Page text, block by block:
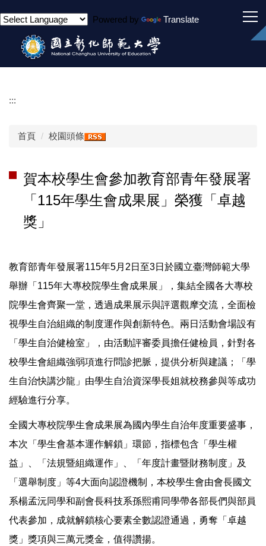
到
Powered by Translate
:::
首頁 校園頭條
賀本校學生會參加教育部青年發展署
「115年學生會成果展」榮獲「卓越
獎」
教育部青年發展署115年5月2日至3日於國立臺灣師範大學
舉辦「115年大專校院學生會成果展」，集結全國各大專校
院學生會齊聚一堂，透過成果展示與評選觀摩交流，全面檢
視學生自治組織的制度運作與創新特色。兩日活動會場設有
「學生自治健檢室」，由活動評審委員擔任健檢員，針對各
校學生會組織強弱項進行問診把脈，提供分析與建議；「學
生自治快講沙龍」由學生自治資深學長姐就校務參與等成功
經驗進行分享。
全國大專校院學生會成果展為國內學生自治年度重要盛事，
本次「學生會基本運作解鎖」環節，指標包含「學生權
益」、「法規暨組織運作」、「年度計畫暨財務制度」及
「選舉制度」等4大面向認證機制，本校學生會由會長國文
系楊孟沅同學和副會長科技系孫熙甫同學帶各部長們與部員
代表參加，成就解鎖核心要素全數認證通過，勇奪「卓越
獎」獎項與三萬元獎金，值得讚揚。